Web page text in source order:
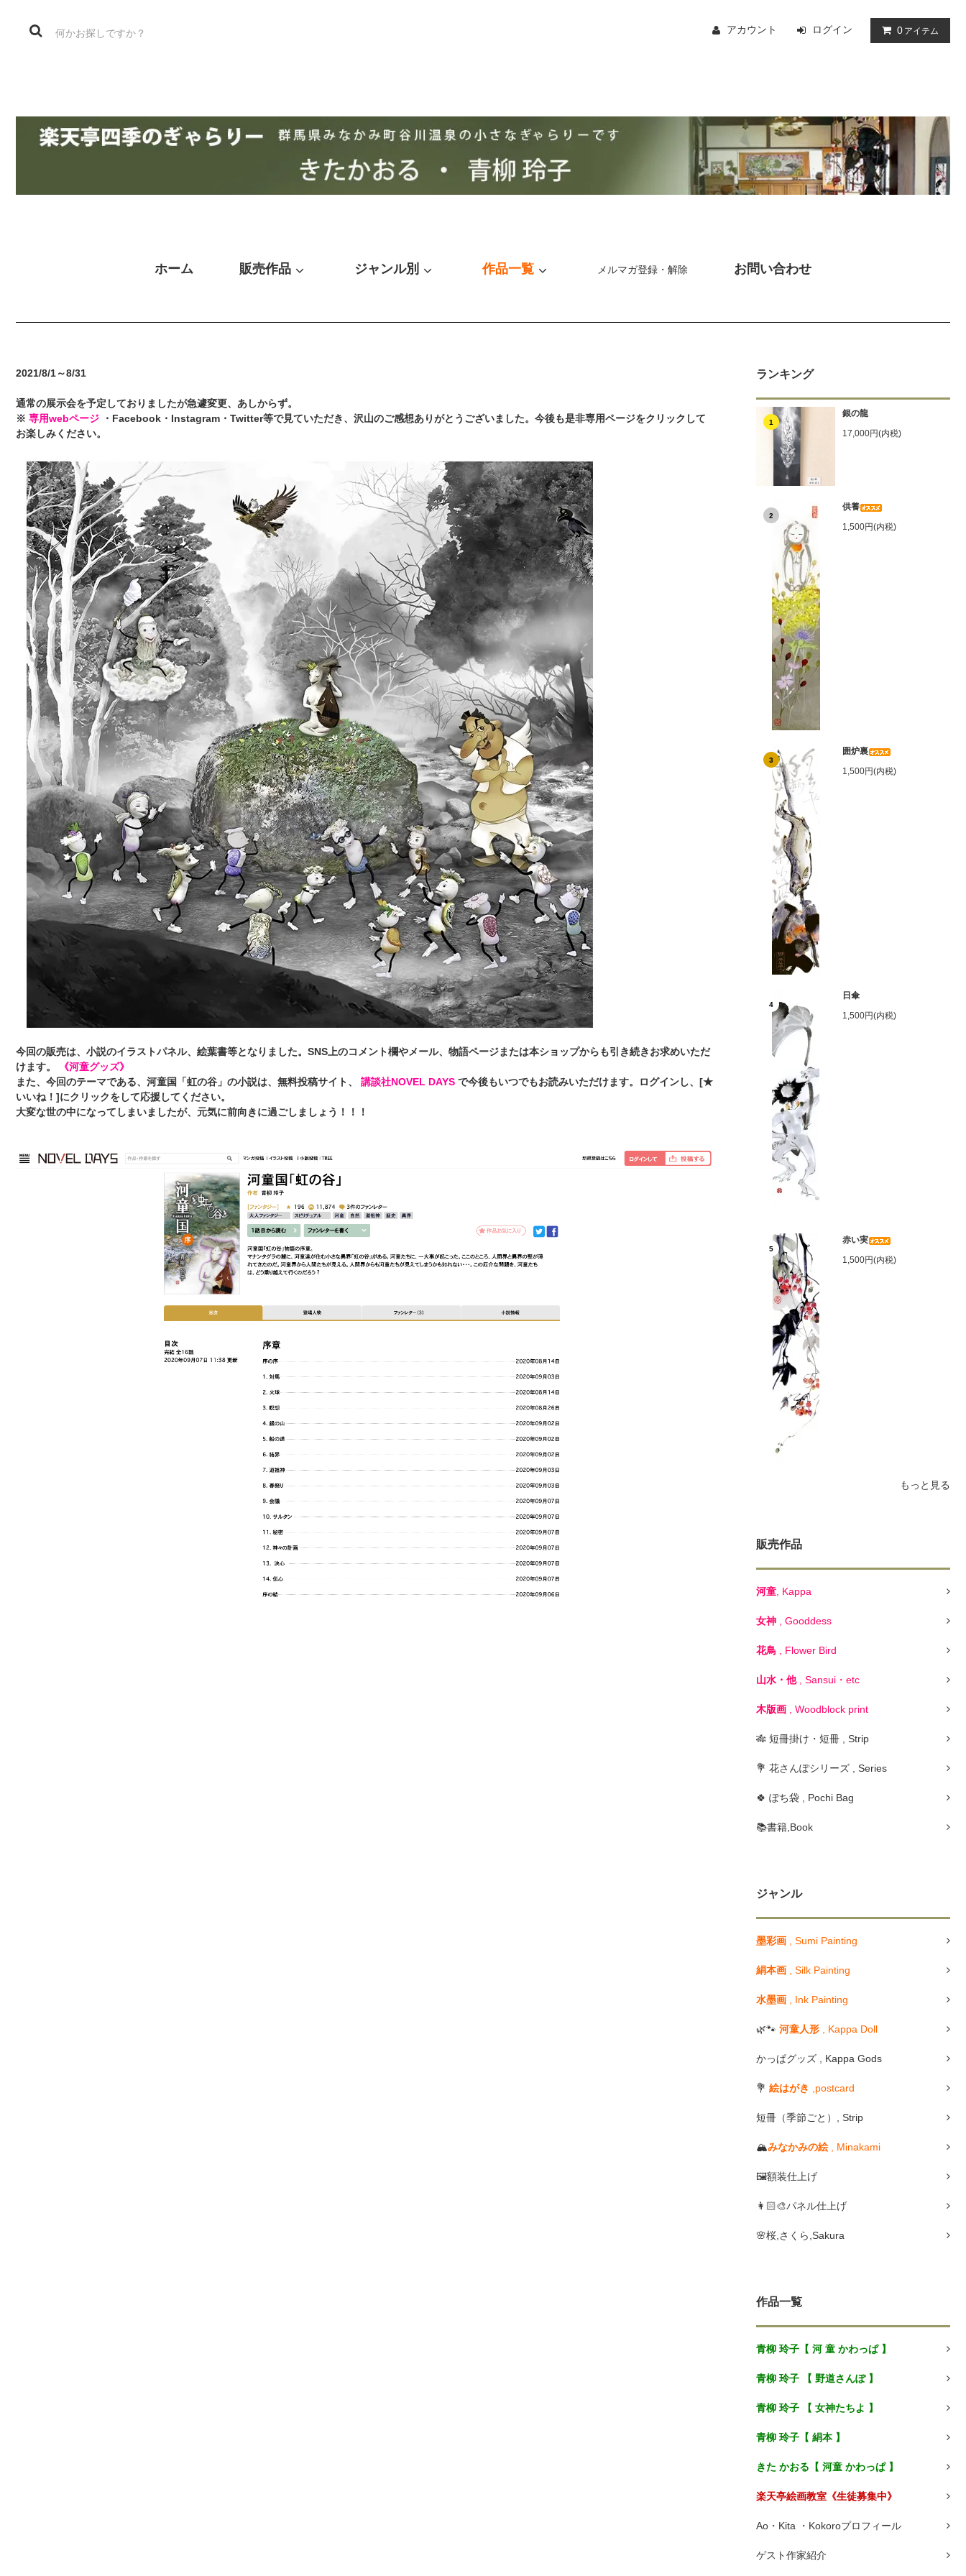
アカウント ログイン 0 アイテム
ホーム 販売作品 ジャンル別 作品一覧 メルマガ登録・解除 お問い合わせ
ランキング
1
銀の龍
17,000円(内税)
2
供養
1,500円(内税)
3
囲炉裏
1,500円(内税)
4
日傘
1,500円(内税)
5
赤い実
1,500円(内税)
もっと見る
販売作品
河童, Kappa
女神 , Gooddess
花鳥 , Flower Bird
山水・他, Sansui・etc
木版画 , Woodblock print
🎋 短冊掛け・短冊 , Strip
💐 花さんぽシリーズ , Series
🍀 ぽち袋 , Pochi Bag
📚書籍,Book
ジャンル
墨彩画 , Sumi Painting
絹本画 , Silk Painting
水墨画 , Ink Painting
🌿🐾 河童人形 , Kappa Doll
かっぱグッズ , Kappa Gods
💐 絵はがき ,postcard
短冊（季節ごと）, Strip
🏔みなかみの絵, Minakami
🖼額装仕上げ
👩🏻🎨パネル仕上げ
🌸桜,さくら,Sakura
作品一覧
青柳 玲子【 河 童 かわっぱ 】
青柳 玲子 【 野道さんぽ 】
青柳 玲子 【 女神たちよ 】
青柳 玲子【 絹本 】
きた かおる【 河童 かわっぱ 】
楽天亭絵画教室《生徒募集中》
Ao・Kita ・Kokoroプロフィール
ゲスト作家紹介
2021/8/1～8/31
通常の展示会を予定しておりましたが急遽変更、あしからず。
※ 専用webページ
・Facebook・Instagram・Twitter等で見ていただき、沢山のご感想ありがとうございました。今後も是非専用ページをクリックして
お楽しみください。
今回の販売は、小説のイラストパネル、絵葉書等となりました。SNS上のコメント欄やメール、物語ページまたは本ショップからも引き続きお求めいただ
けます。
《河童グッズ》
また、今回のテーマである、河童国「虹の谷」の小説は、無料投稿サイト、
講談社NOVEL DAYS で今後もいつでもお読みいただけます。ログインし、[★
いいね！]にクリックをして応援してください。
大変な世の中になってしまいましたが、元気に前向きに過ごしましょう！！！